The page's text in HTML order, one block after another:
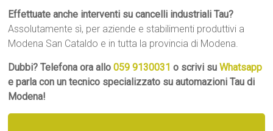
Effettuate anche interventi su cancelli industriali Tau?
Assolutamente sì, per aziende e stabilimenti produttivi a
Modena San Cataldo e in tutta la provincia di Modena.
Dubbi? Telefona ora allo059 9130031 o scrivi suWhatsapp
e parla con un tecnico specializzato su automazioni Tau di
Modena!